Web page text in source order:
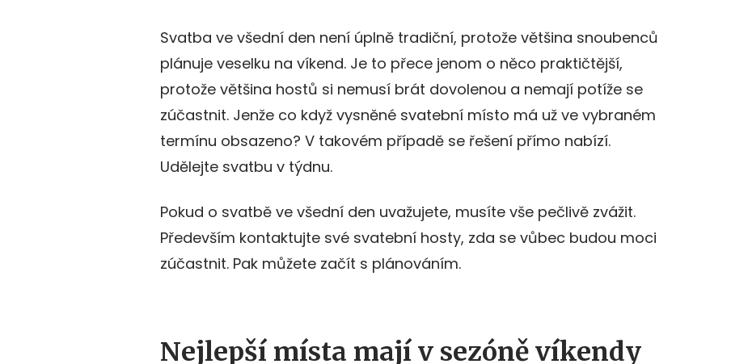
Svatba ve všední den není úplně tradiční, protože většina snoubenců
plánuje veselku na víkend. Je to přece jenom o něco praktičtější,
protože většina hostů si nemusí brát dovolenou a nemají potíže se
zúčastnit. Jenže co když vysněné svatební místo má už ve vybraném
termínu obsazeno? V takovém případě se řešení přímo nabízí.
Udělejte svatbu v týdnu.
Pokud o svatbě ve všední den uvažujete, musíte vše pečlivě zvážit.
Především kontaktujte své svatební hosty, zda se vůbec budou moci
zúčastnit. Pak můžete začít s plánováním.
Nejlepší místa mají v sezóně víkendy